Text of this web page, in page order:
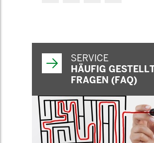
SERVICE
HÄUFIG
FRAGEN (FAQ)